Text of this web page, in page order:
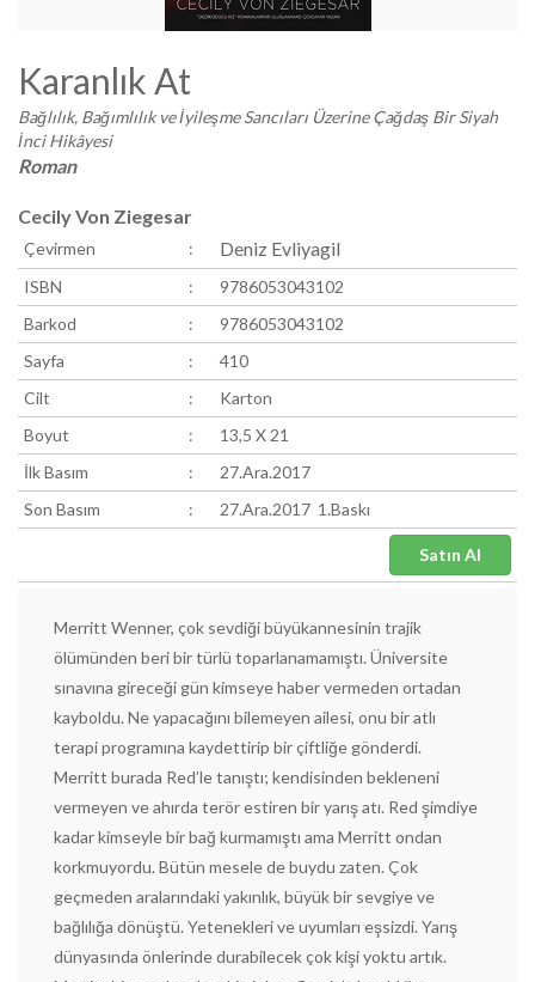
Karanlık At
Bağlılık, Bağımlılık ve İyileşme Sancıları Üzerine Çağdaş Bir Siyah
İnci Hikâyesi
Roman
Cecily Von Ziegesar
Çevirmen : Deniz Evliyagil
ISBN :
9786053043102
Barkod
:
9786053043102
Sayfa
:
410
Cilt
:
Karton
Boyut
:
13,5 X 21
İlk Basım
:
27.Ara.2017
Son Basım
: 27.Ara.2017 1.Baskı
Merritt Wenner, çok sevdiği büyükannesinin trajik
ölümünden beri bir türlü toparlanamamıştı. Üniversite
sınavına gireceği gün kimseye haber vermeden ortadan
kayboldu. Ne yapacağını bilemeyen ailesi, onu bir atlı
terapi programına kaydettirip bir çiftliğe gönderdi.
Merritt burada Red’le tanıştı; kendisinden bekleneni
vermeyen ve ahırda terör estiren bir yarış atı. Red şimdiye
kadar kimseyle bir bağ kurmamıştı ama Merritt ondan
korkmuyordu. Bütün mesele de buydu zaten. Çok
geçmeden aralarındaki yakınlık, büyük bir sevgiye ve
bağlılığa dönüştü. Yetenekleri ve uyumları eşsizdi. Yarış
dünyasında önlerinde durabilecek çok kişi yoktu artık.